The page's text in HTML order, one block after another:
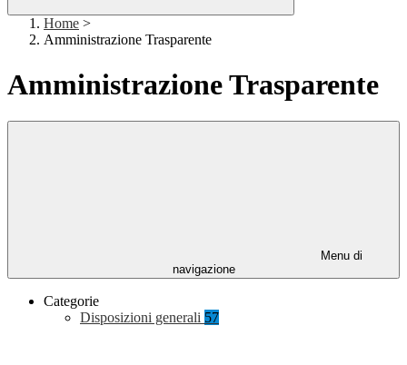
Home >
Amministrazione Trasparente
Amministrazione Trasparente
Menu di
navigazione
Categorie
Disposizioni generali 57